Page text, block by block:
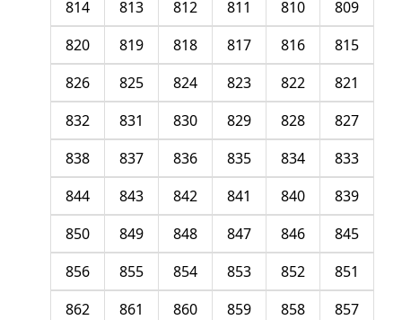
809
810
811
812
813
814
815
816
817
818
819
820
821
822
823
824
825
826
827
828
829
830
831
832
833
834
835
836
837
838
839
840
841
842
843
844
845
846
847
848
849
850
851
852
853
854
855
856
857
858
859
860
861
862